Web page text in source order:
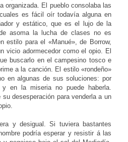
organizada. El pueblo consolaba las
es fácil oír todavía alguna en
y estático, que es el lujo de la
asoma la lucha de clases no es
estilo para el «Manué», de Borrow,
vicio adormecedor como el opio. El
buscarlo en el campesino tosco e
a la canción. El estilo «rondeño»
en algunas de sus soluciones: por
en la miseria no puede haberla.
su desesperación para venderlaa un
y desigual. Si tuviera bastantes
podríaesperar y resistir á las